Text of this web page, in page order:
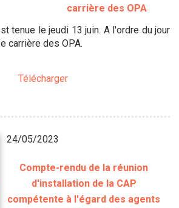
carrière des OPA
tenue le jeudi 13 juin. A l'ordre du jour
carrière des OPA.
Télécharger
24/05/2023
Compte-rendu de la réunion
d'installation de la CAP
compétente à l'égard des agents